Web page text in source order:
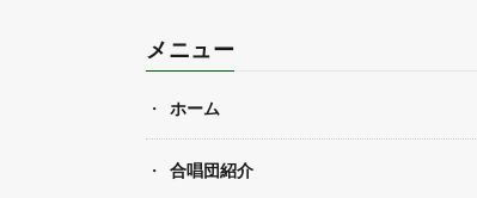
メニュー
ホーム
合唱団紹介